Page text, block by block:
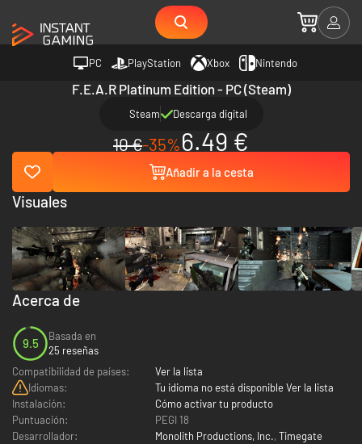
PC PlayStation Xbox Nintendo
F.E.A.R Platinum Edition - PC (Steam)
Steam Descarga digital
10 €-35%6.49 €
Añadir a la cesta
Acerca de
9.5
Basada en
25 reseñas
Compatibilidad de países:
Ver la lista
Idiomas:
Tu idioma no está disponible Ver la lista
Instalación:
Cómo activar tu producto
Puntuación:
PEGI 18
Desarrollador:
Monolith Productions, Inc., Timegate
Visuales